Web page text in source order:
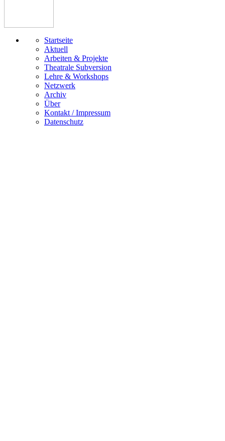
Startseite
Aktuell
Arbeiten & Projekte
Theatrale Subversion
Lehre & Workshops
Netzwerk
Archiv
Über
Kontakt / Impressum
Datenschutz